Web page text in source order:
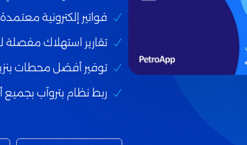
فواتير إلكترونية
تقارير استهلاك مفصلة
توفير أفضل محطات
ربط نظام بتروآب